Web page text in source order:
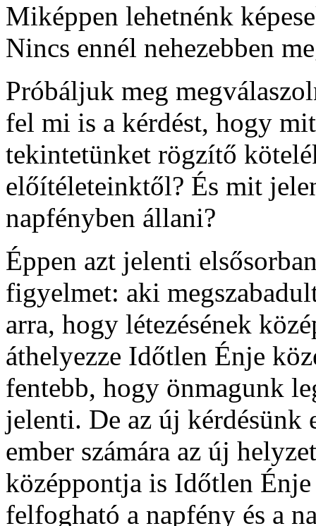
Miképpen lehetnénk
Nincs ennél nehezebben
Próbáljuk meg
fel mi is a kérdést, hogy
tekintetünket rögzítő
előítéleteinktől? És mit
napfényben állani?
Éppen azt jelenti
figyelmet: aki
arra, hogy létezésének
áthelyezze Időtlen Énje
fentebb, hogy önmagunk
jelenti. De az új kérdésünk
ember számára az új
középpontja is Időtlen
felfogható a napfény és a